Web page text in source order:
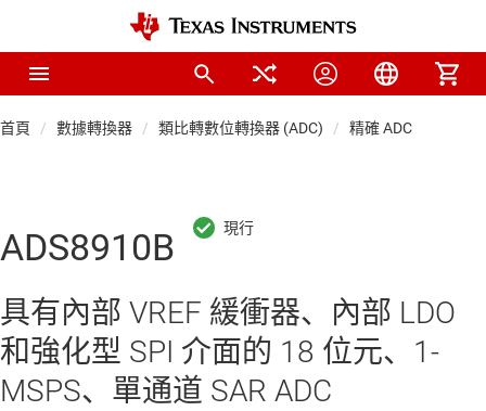
首頁 數據轉換器 類比轉數位轉換器 (ADC) 精確 ADC
ADS8910B
具有內部 VREF 緩衝器、內部 LDO
和強化型 SPI 介面的 18 位元、1-
MSPS、單通道 SAR ADC